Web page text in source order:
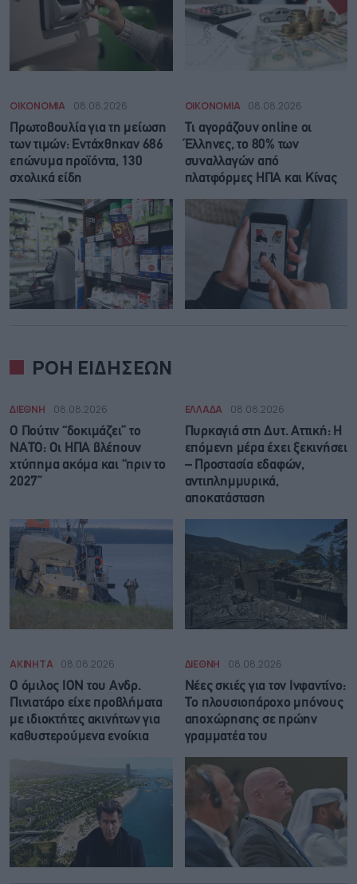
ΟΙΚΟΝΟΜΙΑ 08.08.2026
Πρωτοβουλία για τη μείωση
των τιμών: Εντάχθηκαν 686
επώνυμα προϊόντα, 130
σχολικά είδη
ΟΙΚΟΝΟΜΙΑ 08.08.2026
Τι αγοράζουν online οι
Έλληνες, το 80% των
συναλλαγών από
πλατφόρμες ΗΠΑ και Κίνας
ΡΟΗ ΕΙΔΗΣΕΩΝ
ΔΙΕΘΝΗ 08.08.2026
Ο Πούτιν “δοκιμάζει” το
ΝΑΤΟ: Οι ΗΠΑ βλέπουν
χτύπημα ακόμα και “πριν το
2027”
ΕΛΛΑΔΑ 08.08.2026
Πυρκαγιά στη Δυτ. Αττική: Η
επόμενη μέρα έχει ξεκινήσει
– Προστασία εδαφών,
αντιπλημμυρικά,
αποκατάσταση
ΑΚΙΝΗΤΑ 08.08.2026
Ο όμιλος ΙΟΝ του Ανδρ.
Πινιατάρο είχε προβλήματα
με ιδιοκτήτες ακινήτων για
καθυστερούμενα ενοίκια
ΔΙΕΘΝΗ 08.08.2026
Νέες σκιές για τον Ινφαντίνο:
Το πλουσιοπάροχο μπόνους
αποχώρησης σε πρώην
γραμματέα του